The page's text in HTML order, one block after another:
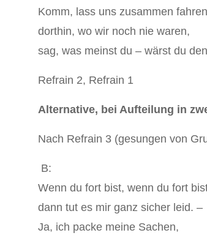
Komm, lass uns zusammen
dorthin, wo wir noch nie waren,
sag, was meinst du ‒ wärst du
Refrain 2, Refrain 1
Alternative, bei Aufteilung in
Nach Refrain 3 (gesungen von
B:
Wenn du fort bist, wenn du fort
dann tut es mir ganz sicher leid. ‒
Ja, ich packe meine Sachen,